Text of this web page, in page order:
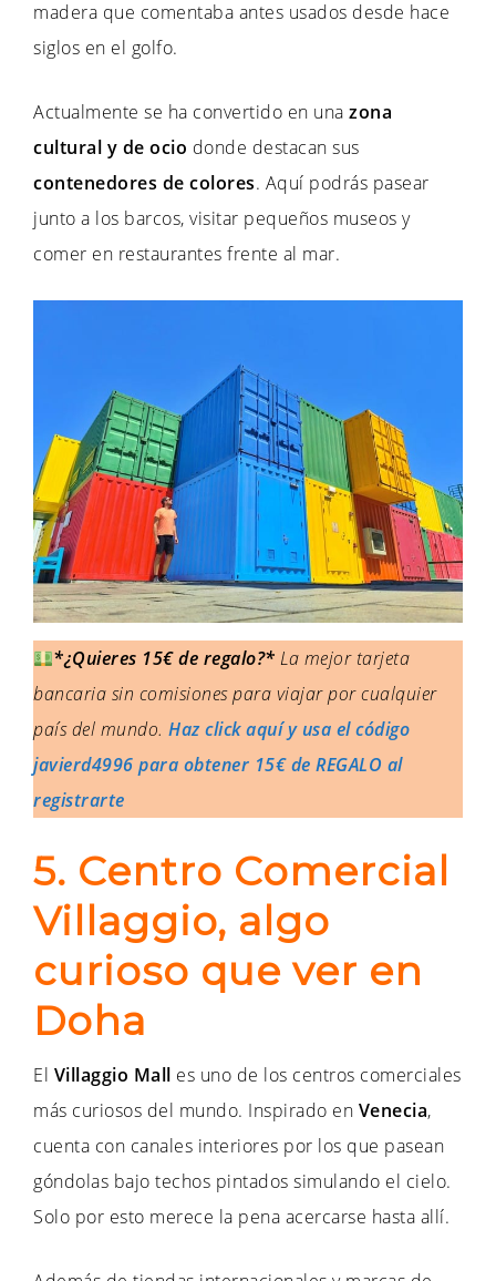
madera que comentaba antes usados desde hace
siglos en el golfo.
Actualmente se ha convertido en una zona
cultural y de ocio donde destacan sus
contenedores de colores. Aquí podrás pasear
junto a los barcos, visitar pequeños museos y
comer en restaurantes frente al mar.
*¿Quieres 15€ de regalo?* La mejor tarjeta
bancaria sin comisiones para viajar por cualquier
país del mundo. Haz click aquí y usa el código
javierd4996 para obtener 15€ de REGALO al
registrarte
5. Centro Comercial
Villaggio, algo
curioso que ver en
Doha
El Villaggio Mall es uno de los centros comerciales
más curiosos del mundo. Inspirado en Venecia,
cuenta con canales interiores por los que pasean
góndolas bajo techos pintados simulando el cielo.
Solo por esto merece la pena acercarse hasta allí.